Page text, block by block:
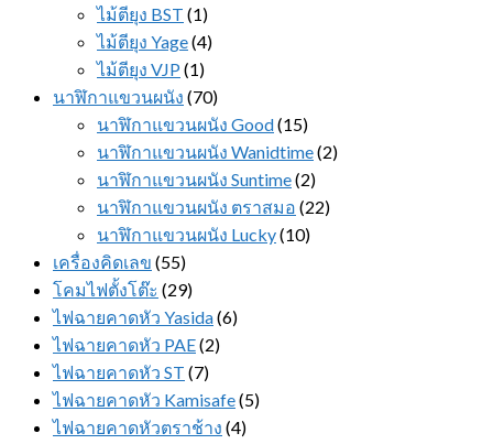
ไม้ตียุง BST (1)
ไม้ตียุง Yage(4)
ไม้ตียุง VJP (1)
นาฬิกาแขวนผนัง (70)
นาฬิกาแขวนผนัง Good(15)
นาฬิกาแขวนผนัง Wanidtime(2)
นาฬิกาแขวนผนัง Suntime(2)
นาฬิกาแขวนผนัง ตราสมอ (22)
นาฬิกาแขวนผนัง Lucky(10)
เครื่องคิดเลข (55)
โคมไฟตั้งโต๊ะ (29)
ไฟฉายคาดหัว Yasida(6)
ไฟฉายคาดหัว PAE(2)
ไฟฉายคาดหัว ST (7)
ไฟฉายคาดหัว Kamisafe(5)
ไฟฉายคาดหัวตราช้าง (4)